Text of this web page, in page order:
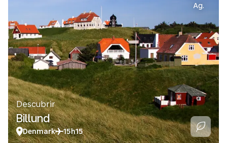
Ag.
Descubrir
Billund
Denmark 15h15